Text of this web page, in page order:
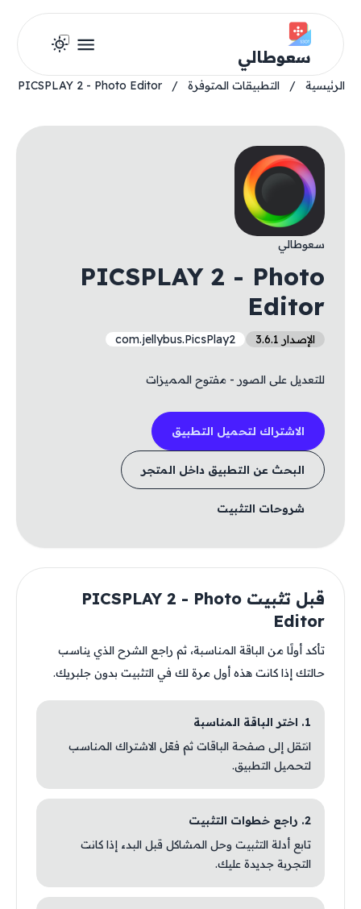
سعوطالي
الرئيسية / التطبيقات المتوفرة /
PICSPLAY 2 - Photo Editor
سعوطالي
PICSPLAY 2 - Photo
Editor
الإصدار 3.6.1 com.jellybus.PicsPlay2
للتعديل على الصور - مفتوح المميزات
الاشتراك لتحميل التطبيق
البحث عن التطبيق داخل المتجر
شروحات التثبيت
قبل تثبيت PICSPLAY 2 - Photo
Editor
تأكد أولًا من الباقة المناسبة، ثم راجع الشرح الذي يناسب
حالتك إذا كانت هذه أول مرة لك في التثبيت بدون جلبريك.
1. اختر الباقة المناسبة
انتقل إلى صفحة الباقات ثم فعّل الاشتراك المناسب
لتحميل التطبيق.
2. راجع خطوات التثبيت
تابع أدلة التثبيت وحل المشاكل قبل البدء إذا كانت
التجربة جديدة عليك.